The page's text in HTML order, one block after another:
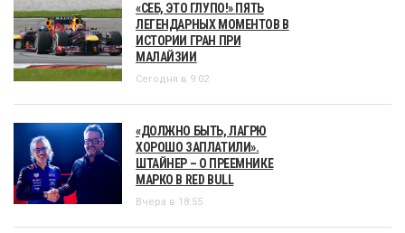
«СЕБ, ЭТО ГЛУПО!» ПЯТЬ
ЛЕГЕНДАРНЫХ МОМЕНТОВ В
ИСТОРИИ ГРАН ПРИ
МАЛАЙЗИИ
Сегодня в 9:02
«ДОЛЖНО БЫТЬ, ЛАГРЮ
ХОРОШО ЗАПЛАТИЛИ».
ШТАЙНЕР – О ПРЕЕМНИКЕ
МАРКО В RED BULL
Вчера в 18:55